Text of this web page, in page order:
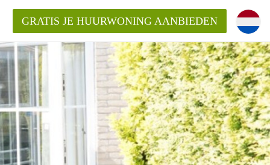
GRATIS JE HUURWONING AANBIEDEN